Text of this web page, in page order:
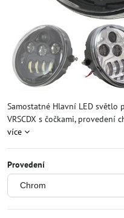
Samostatné Hlavní LED světlo
VRSCDX s čočkami, provedení
více
Provedení